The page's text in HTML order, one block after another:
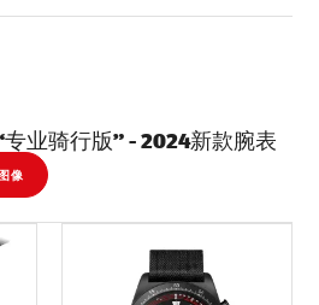
业骑行版” - 2024新款腕表
像